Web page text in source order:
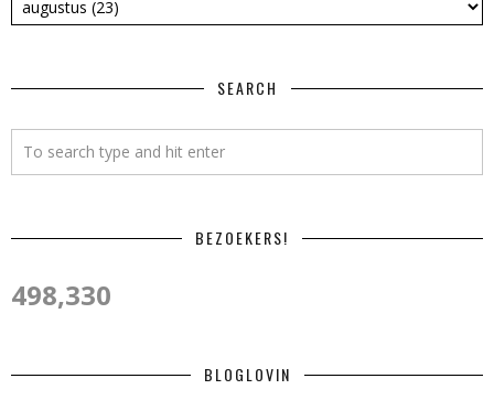
SEARCH
BEZOEKERS!
498,330
BLOGLOVIN